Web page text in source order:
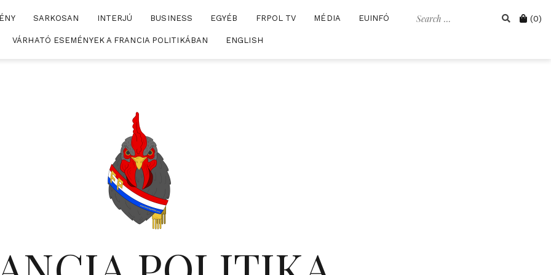
Search Cart
(0)
SARKOSAN INTERJÚ BUSINESS EGYÉB FRPOL TV MÉDIA EUINFÓ
VÁRHATÓ ESEMÉNYEK A FRANCIA POLITIKÁBAN ENGLISH